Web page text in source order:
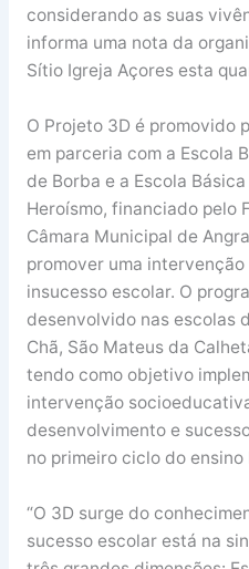
considerando as suas
informa uma nota da
Sítio Igreja Açores esta
O Projeto 3D é promovido
em parceria com a Escola
de Borba e a Escola
Heroísmo, financiado pelo
Câmara Municipal de
promover uma
insucesso escolar. O
desenvolvido nas escolas
Chã, São Mateus da
tendo como objetivo
intervenção
desenvolvimento e
no primeiro ciclo do ensino
“O 3D surge do
sucesso escolar está na